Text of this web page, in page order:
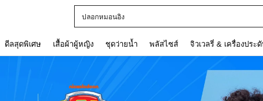
Care Bears
ดีลสุดพิเศษ เสื้อผ้าผู้หญิง ชุดว่ายน้ำ พลัสไซส์ จิวเวลรี่ & เครื่องประ